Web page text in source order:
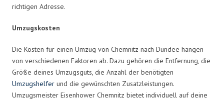
richtigen Adresse.
Umzugskosten
Die Kosten für einen Umzug von Chemnitz nach Dundee hängen
von verschiedenen Faktoren ab. Dazu gehören die Entfernung, die
Größe deines Umzugsguts, die Anzahl der benötigten
Umzugshelfer und die gewünschten Zusatzleistungen.
Umzugsmeister Eisenhower Chemnitz bietet individuell auf deine